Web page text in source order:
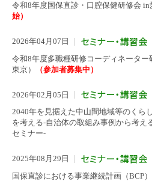
令和8年度国保直診・口腔保健研修会 in
始）
2026年04月07日
令和8年度多職種研修コーディネーター
東京）
（参加者募集中）
2026年02月05日
2040年を見据えた中山間地域等のくら
を考える-自治体の取組み事例から考え
セミナー-
2025年08月29日
国保直診における事業継続計画（BCP